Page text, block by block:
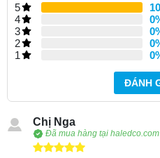
5
4
3
2
1
ĐÁNH
Chị Nga
Đã mua hàng tại haledco.com